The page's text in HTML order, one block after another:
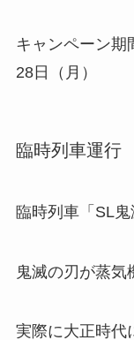
キャンペーン期
28日（月）
臨時列車運行
臨時列車「SL鬼
鬼滅の刃が蒸気
実際に大正時代